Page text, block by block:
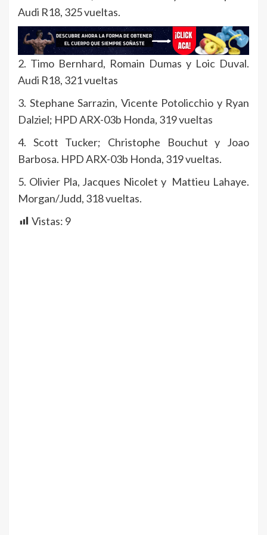
Audi R18, 325 vueltas.
2. Timo Bernhard, Romain Dumas y Loic Duval.
Audi R18, 321 vueltas
3. Stephane Sarrazin, Vicente Potolicchio y Ryan
Dalziel; HPD ARX-03b Honda, 319 vueltas
4. Scott Tucker; Christophe Bouchut y Joao
Barbosa. HPD ARX-03b Honda, 319 vueltas.
5. Olivier Pla, Jacques Nicolet y Mattieu Lahaye.
Morgan/Judd, 318 vueltas.
Vistas: 9